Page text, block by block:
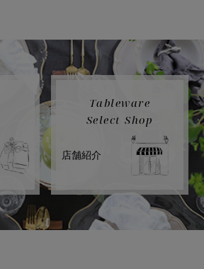
Tableware
Select Shop
店舗紹介